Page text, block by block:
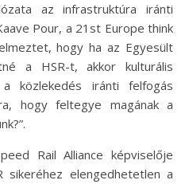
az infrastruktúra iránti
Pour, a 21st Europe think
hogy ha az Egyesült
a HSR-t, akkor kulturális
közlekedés iránti felfogás
hogy feltegye magának a
Rail Alliance képviselője
sikeréhez elengedhetetlen a